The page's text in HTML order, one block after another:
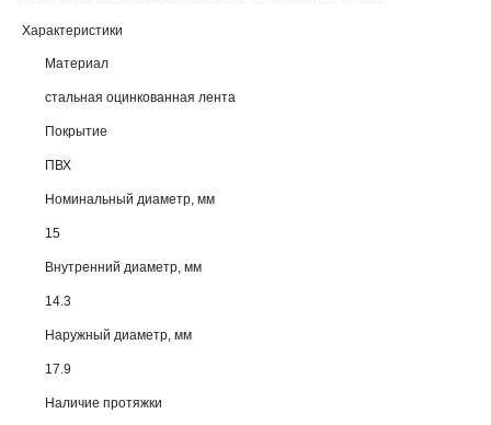
Характеристики
Материал
стальная оцинкованная лента
Покрытие
ПВХ
Номинальный диаметр, мм
15
Внутренний диаметр, мм
14.3
Наружный диаметр, мм
17.9
Наличие протяжки